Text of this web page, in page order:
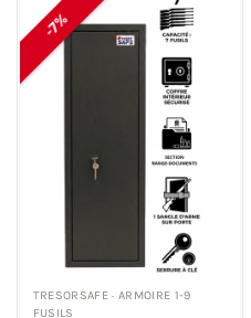
-7%
TRESORSAFE · ARMOIRE 1-9
FUSILS